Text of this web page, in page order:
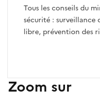
Tous les conseils du
sécurité : surveillance
libre, prévention des
Zoom sur